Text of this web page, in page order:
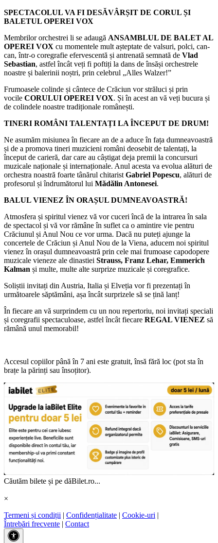
SPECTACOLUL VA FI DESĂVÂRȘIT DE CORUL ȘI
BALETUL OPEREI VOX
Membrilor orchestrei li se adaugă ANSAMBLUL DE BALET AL
OPEREI VOX cu momentele mult așteptate de valsuri, polci, can-
can, într-o coregrafie efervescentă și antrenată semnată de Vlad
Sebastian, astfel încât veți fi poftiți la dans de însăși orchestrele
noastre și balerinii noștri, prin celebrul „Alles Walzer!”
Frumoasele colinde și cântece de Crăciun vor străluci și prin
vocile CORULUI OPEREI VOX. Și în acest an vă veți bucura și
de colindele noastre tradiționale românești.
TINERI ROMÂNI TALENTAȚI LA ÎNCEPUT DE DRUM!
Ne asumăm misiunea în fiecare an de a aduce în fața dumneavoastră
și de a promova tineri muzicieni români deosebit de talentați, la
început de carieră, dar care au câștigat deja premii la concursuri
muzicale naționale și internaționale. Anul acesta va evolua alături de
orchestra noastră foarte tânărul chitarist Gabriel Popescu, alături de
profesorul și îndrumătorul lui Mădălin Antonesei.
BALUL VIENEZ ÎN ORAȘUL DUMNEAVOASTRĂ!
Atmosfera și spiritul vienez vă vor cuceri încă de la intrarea în sala
de spectacol și vă vor rămâne în suflet ca o amintire vie pentru
Crăciunul și Anul Nou ce vor urma. Dacă nu puteți ajunge la
concertele de Crăciun și Anul Nou de la Viena, aducem noi spiritul
vienez în orașul dumneavoastră prin cele mai frumoase capodopere
muzicale vieneze ale dinastiei Strauss, Franz Lehar, Emmerich
Kalman și multe, multe alte surprize muzicale și coregrafice.
Soliștii invitați din Austria, Italia și Elveția vor fi prezentați în
următoarele săptămâni, așa încât surprizele să se țină lanț!
În fiecare an vă surprindem cu un nou repertoriu, noi invitați speciali
și coregrafii spectaculoase, astfel încât fiecare REGAL VIENEZ să
rămână unul memorabil!
Accesul copiilor până în 7 ani este gratuit, însă fără loc (pot sta în
brațe la părinți sau însoțitor).
Căutăm bilete și pe dăBilet.ro...
×
Termeni și condiții | Confidențialitate | Cookie-uri |
Întrebări frecvente | Contact